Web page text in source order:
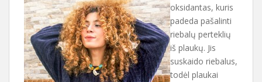
oksidantas, kuris
padeda pašalinti
riebalų perteklių
iš plaukų. Jis
suskaido riebalus,
todėl plaukai